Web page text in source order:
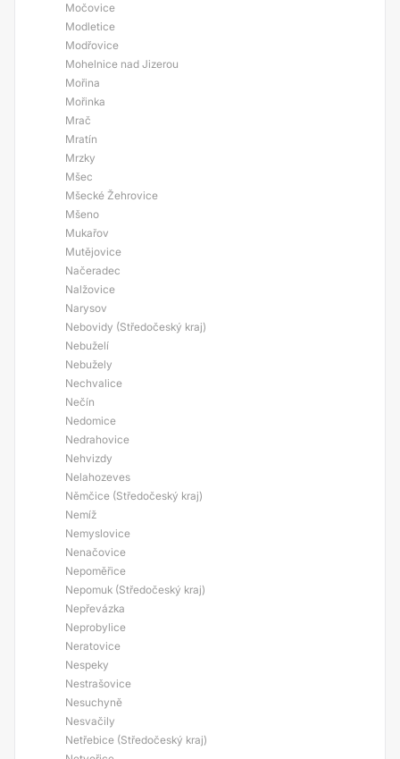
Močovice
Modletice
Modřovice
Mohelnice nad Jizerou
Mořina
Mořinka
Mrač
Mratín
Mrzky
Mšec
Mšecké Žehrovice
Mšeno
Mukařov
Mutějovice
Načeradec
Nalžovice
Narysov
Nebovidy (Středočeský kraj)
Nebuželí
Nebužely
Nechvalice
Nečín
Nedomice
Nedrahovice
Nehvizdy
Nelahozeves
Němčice (Středočeský kraj)
Nemíž
Nemyslovice
Nenačovice
Nepoměřice
Nepomuk (Středočeský kraj)
Nepřevázka
Neprobylice
Neratovice
Nespeky
Nestrašovice
Nesuchyně
Nesvačily
Netřebice (Středočeský kraj)